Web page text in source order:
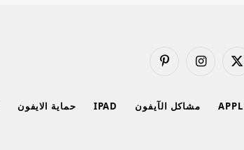
X
الانستغرامبينتيريست
مشاكل الآيفون IPAD حماية الايفون